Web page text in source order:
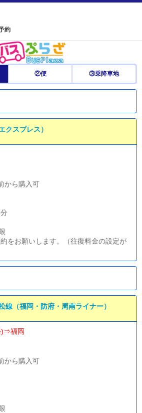
約
②便 ③乗降車地
クスプレス）
から購入可
をお願いします。（往復料金の設定が
線（福岡・防府・周南ライナー）
)⇒福岡
から購入可